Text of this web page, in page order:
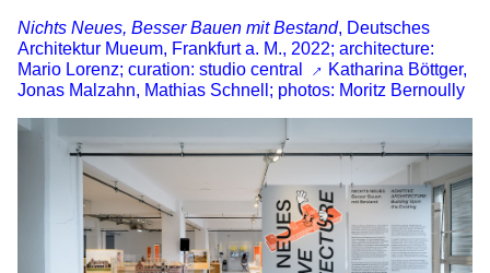
Nichts Neues, Besser Bauen mit Bestand, Deutsches
Architektur Mueum, Frankfurt a. M., 2022; architecture:
Mario Lorenz; curation: studio central
Katharina Böttger,
Jonas Malzahn, Mathias Schnell; photos: Moritz Bernoully